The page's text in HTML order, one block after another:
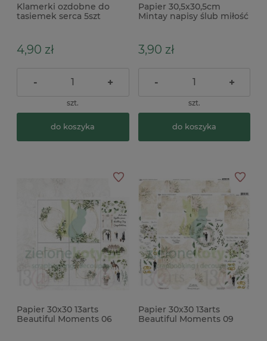
Klamerki ozdobne do
tasiemek serca 5szt
4,90 zł
- +
szt.
do koszyka
Papier 30,5x30,5cm
Mintay napisy ślub miłość
3,90 zł
- +
szt.
do koszyka
Papier 30x30 13arts
Beautiful Moments 06
Papier 30x30 13arts
Beautiful Moments 09